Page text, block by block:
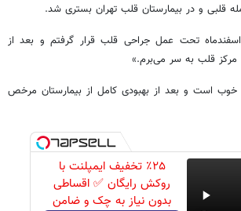
قلبی و در بیمارستان قلب تهران بستری شد.
رضا رئیسی گفت: «22 اسفندماه تحت عمل جراحی قلب قرار گرفتم و بعد از
قلب به سر می‌برم.»
خوب است و بعد از بهبودی کامل از بیمارستان مرخص
٪۲۵ تخفیف ایمپلنت با
روکش رایگان ✅ اقساطی
بدون نیاز به چک و ضامن